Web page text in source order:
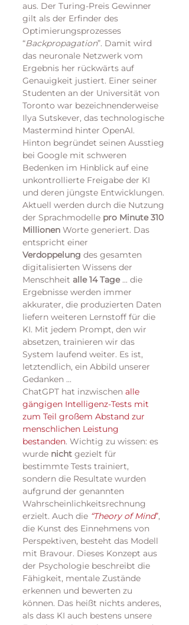
aus. Der Turing-Preis Gewinner
gilt als der Erfinder des
Optimierungsprozesses
“Backpropagation”. Damit wird
das neuronale Netzwerk vom
Ergebnis her rückwärts auf
Genauigkeit justiert. Einer seiner
Studenten an der Universität von
Toronto war bezeichnenderweise
Ilya Sutskever, das technologische
Mastermind hinter OpenAI.
Hinton begründet seinen Ausstieg
bei Google mit schweren
Bedenken im Hinblick auf eine
unkontrollierte Freigabe der KI
und deren jüngste Entwicklungen.
Aktuell werden durch die Nutzung
der Sprachmodelle pro Minute 310
Millionen Worte generiert. Das
entspricht einer
Verdoppelung des gesamten
digitalisierten Wissens der
Menschheit alle 14 Tage ... die
Ergebnisse werden immer
akkurater, die produzierten Daten
liefern weiteren Lernstoff für die
KI. Mit jedem Prompt, den wir
absetzen, trainieren wir das
System laufend weiter. Es ist,
letztendlich, ein Abbild unserer
Gedanken ...
ChatGPT hat inzwischen alle
gängigen Intelligenz-Tests mit
zum Teil großem Abstand zur
menschlichen Leistung
bestanden. Wichtig zu wissen: es
wurde nicht gezielt für
bestimmte Tests trainiert,
sondern die Resultate wurden
aufgrund der genannten
Wahrscheinlichkeitsrechnung
erzielt. Auch die “Theory of Mind”,
die Kunst des Einnehmens von
Perspektiven, besteht das Modell
mit Bravour. Dieses Konzept aus
der Psychologie beschreibt die
Fähigkeit, mentale Zustände
erkennen und bewerten zu
können. Das heißt nichts anderes,
als dass KI auch bestens unsere